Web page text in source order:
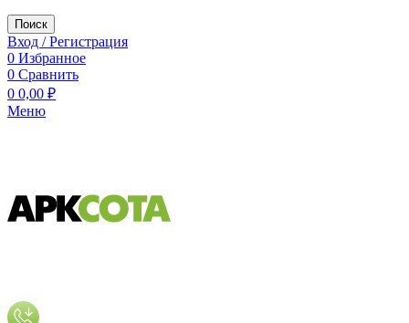
Поиск
Вход / Регистрация
0 Избранное
0 Сравнить
0 0,00 ₽
Меню